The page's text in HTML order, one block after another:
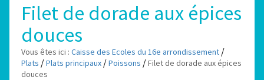
Filet de dorade aux épices
douces
Vous êtes ici : Caisse des Ecoles du 16e arrondissement /
Plats /Plats principaux /Poissons /Filet de dorade aux épices
douces